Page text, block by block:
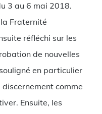
3 au 6 mai 2018.
Fraternité
réfléchi sur les
de nouvelles
en particulier
comme
Ensuite, les